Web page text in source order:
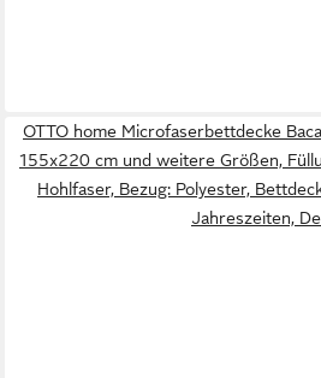
OTTO home Microfaserbettdecke
155x220 cm und weitere Größen,
Hohlfaser, Bezug: Polyester,
Jahreszeiten,